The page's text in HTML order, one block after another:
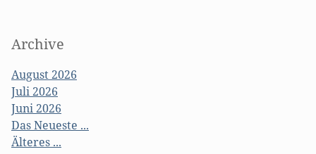
Archive
August 2026
Juli 2026
Juni 2026
Das Neueste ...
Älteres ...